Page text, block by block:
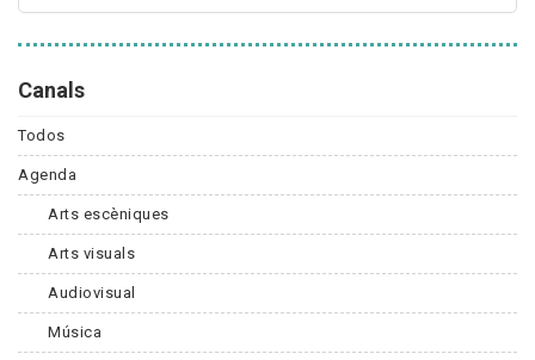
Canals
Todos
Agenda
Arts escèniques
Arts visuals
Audiovisual
Música